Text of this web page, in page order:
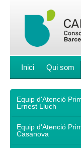
Inici Qui som
Equip d'Atenció
Ernest Lluch
Equip d'Atenció
Casanova